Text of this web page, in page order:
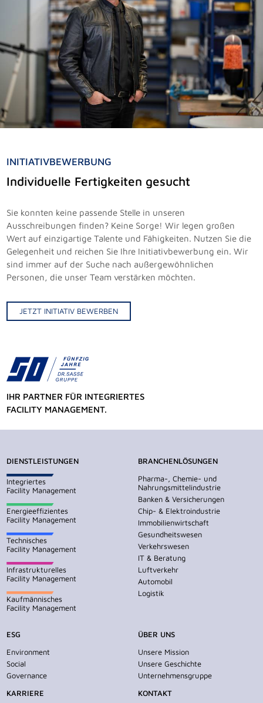
INITIATIVBEWERBUNG
Individuelle Fertigkeiten gesucht
Sie konnten keine passende Stelle in unseren
Ausschreibungen finden? Keine Sorge! Wir legen großen
Wert auf einzigartige Talente und Fähigkeiten. Nutzen Sie die
Gelegenheit und reichen Sie Ihre Initiativbewerbung ein. Wir
sind immer auf der Suche nach außergewöhnlichen
Personen, die unser Team verstärken möchten.
JETZT INITIATIV BEWERBEN
IHR PARTNER FÜR INTEGRIERTES
FACILITY MANAGEMENT.
DIENSTLEISTUNGEN
Integriertes
Facility Management
Energieeffizientes
Facility Management
Technisches
Facility Management
Infrastrukturelles
Facility Management
Kaufmännisches
Facility Management
BRANCHENLÖSUNGEN
Pharma-, Chemie- und
Nahrungsmittelindustrie
Banken & Versicherungen
Chip- & Elektroindustrie
Immobilienwirtschaft
Gesundheitswesen
Verkehrswesen
IT & Beratung
Luftverkehr
Automobil
Logistik
ESG
Environment
Social
Governance
KARRIERE
ÜBER UNS
Unsere Mission
Unsere Geschichte
Unternehmensgruppe
KONTAKT